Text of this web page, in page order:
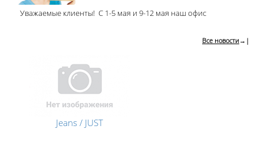
Уважаемые клиенты! С 1-5 мая и 9-12 мая наш офис
Все новости →|
Jeans / JUST